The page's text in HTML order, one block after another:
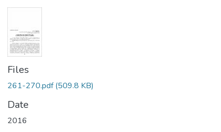
Files
261-270.pdf(509.8 KB)
Date
2016